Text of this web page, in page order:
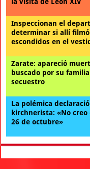
la visita de León XIV
Inspeccionan el
determinar si allí
escondidos en el
Zarate: apareció
buscado por su
secuestro
La polémica
kirchnerista: «No creo
26 de octubre»